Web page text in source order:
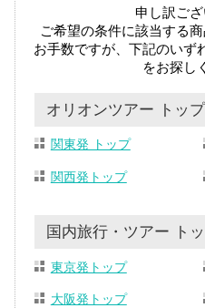
申し訳ござ
ご希望の条件に該当する
お手数ですが、下記のいず
をお探し
オリオンツアー トッ
関東発 トップ
関西発トップ
国内旅行・ツアー ト
東京発トップ
大阪発トップ